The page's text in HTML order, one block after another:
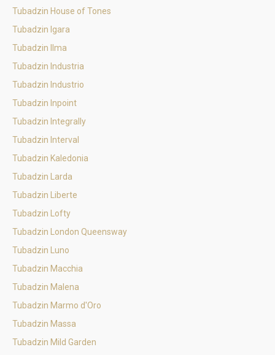
Tubadzin House of Tones
Tubadzin Igara
Tubadzin Ilma
Tubadzin Industria
Tubadzin Industrio
Tubadzin Inpoint
Tubadzin Integrally
Tubadzin Interval
Tubadzin Kaledonia
Tubadzin Larda
Tubadzin Liberte
Tubadzin Lofty
Tubadzin London Queensway
Tubadzin Luno
Tubadzin Macchia
Tubadzin Malena
Tubadzin Marmo d'Oro
Tubadzin Massa
Tubadzin Mild Garden